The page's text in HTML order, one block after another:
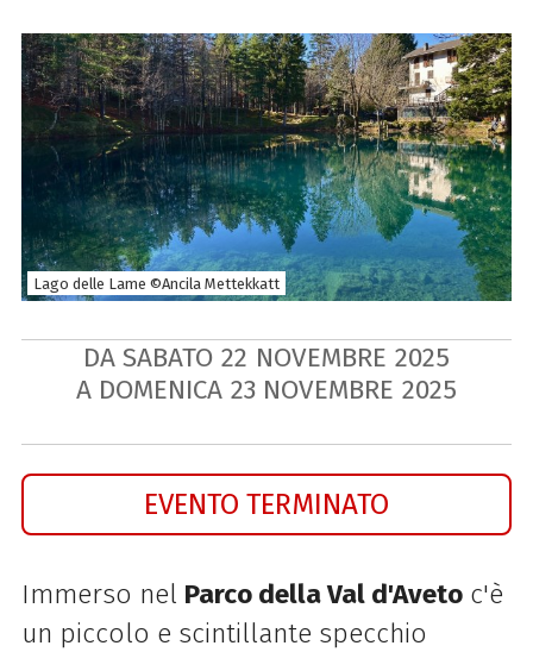
Lago delle Lame ©Ancila Mettekkatt
DA SABATO 22 NOVEMBRE 2025
A DOMENICA 23 NOVEMBRE 2025
EVENTO TERMINATO
Immerso nel Parco della Val d'Avetoc'è
un piccolo e scintillante specchio